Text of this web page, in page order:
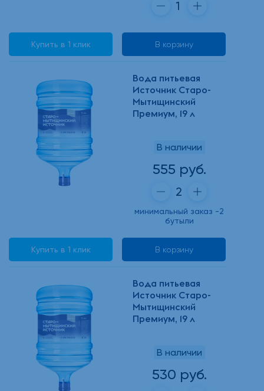
Купить в 1 клик В корзину
Вода питьевая
Источник Старо-
Мытищинский
Премиум, 19 л
В наличии
555 руб.
минимальный заказ -2
бутыли
Купить в 1 клик В корзину
Вода питьевая
Источник Старо-
Мытищинский
Премиум, 19 л
В наличии
530 руб.